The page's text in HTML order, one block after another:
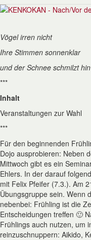
Vögel irren nicht
Ihre Stimmen sonnenklar
und der Schnee schmilzt hin
***
Inhalt
Veranstaltungen zur Wahl
***
Für den beginnenden
Dojo ausprobieren: Neben
Mittwoch gibt es ein
Ehlers. In der darauf
mit Felix Pfeifer (7.3.). Am
Übungsgruppe sein. Wenn
nebenbei: Frühling ist die
Entscheidungen treffen 🙂
Frühlings auch nutzen, um
reinzuschnuppern: Aikido,